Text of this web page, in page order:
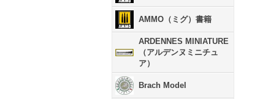
AMMO（ミグ）書籍
ARDENNES MINIATURE
（アルデンヌミニチュ
ア）
Brach Model